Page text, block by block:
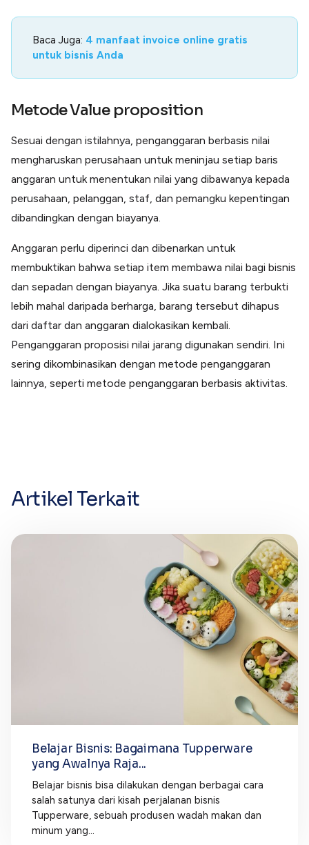
Baca Juga: 4 manfaat invoice online gratis
untuk bisnis Anda
Metode Value proposition
Sesuai dengan istilahnya, penganggaran berbasis nilai
mengharuskan perusahaan untuk meninjau setiap baris
anggaran untuk menentukan nilai yang dibawanya kepada
perusahaan, pelanggan, staf, dan pemangku kepentingan
dibandingkan dengan biayanya.
Anggaran perlu diperinci dan dibenarkan untuk
membuktikan bahwa setiap item membawa nilai bagi bisnis
dan sepadan dengan biayanya. Jika suatu barang terbukti
lebih mahal daripada berharga, barang tersebut dihapus
dari daftar dan anggaran dialokasikan kembali.
Penganggaran proposisi nilai jarang digunakan sendiri. Ini
sering dikombinasikan dengan metode penganggaran
lainnya, seperti metode penganggaran berbasis aktivitas.
Artikel Terkait
Belajar Bisnis: Bagaimana Tupperware
yang Awalnya Raja...
Belajar bisnis bisa dilakukan dengan berbagai cara
salah satunya dari kisah perjalanan bisnis
Tupperware, sebuah produsen wadah makan dan
minum yang...